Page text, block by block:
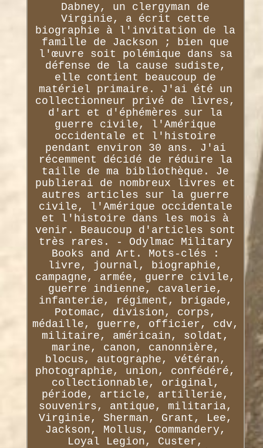
Dabney, un clergyman de
Virginie, a écrit cette
biographie à l'invitation de la
famille de Jackson ; bien que
l'œuvre soit polémique dans sa
défense de la cause sudiste,
elle contient beaucoup de
matériel primaire. J'ai été un
collectionneur privé de livres,
d'art et d'éphémères sur la
guerre civile, l'Amérique
occidentale et l'histoire
pendant environ 30 ans. J'ai
récemment décidé de réduire la
taille de ma bibliothèque. Je
publierai de nombreux livres et
autres articles sur la guerre
civile, l'Amérique occidentale
et l'histoire dans les mois à
venir. Beaucoup d'articles sont
très rares. - Odylmac Military
Books and Art. Mots-clés :
livre, journal, biographie,
campagne, armée, guerre civile,
guerre indienne, cavalerie,
infanterie, régiment, brigade,
Potomac, division, corps,
médaille, guerre, officier, cdv,
militaire, américain, soldat,
marine, canon, canonnière,
blocus, autographe, vétéran,
photographie, union, confédéré,
collectionnable, original,
période, article, artillerie,
souvenirs, antique, militaria,
Virginie, Sherman, Grant, Lee,
Jackson, Mollus, Commandery,
Loyal Legion, Custer,